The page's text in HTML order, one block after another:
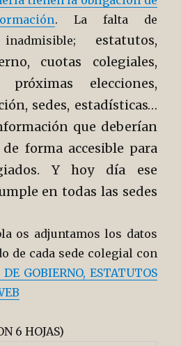
. La falta de
inadmisible; estatutos,
cuotas colegiales,
elecciones,
sedes, estadísticas…
que deberían
forma accesible para
Y hoy día ese
en todas las sedes
os adjuntamos los datos
de cada sede colegial con
DE GOBIERNO, ESTATUTOS
6 HOJAS)